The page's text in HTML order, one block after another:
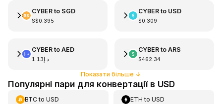
CYBERto SGD
S$0.395
CYBERto USD
$0.309
CYBERto AED
د.إ1.13
CYBERto ARS
$462.34
Показати більше ↓
Популярні пари для конвертації в USD
BTCto USD ETH toUSD